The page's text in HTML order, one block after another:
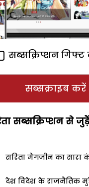
सब्सक्रिप्शन
सब्सक्राइब करें
सब्सक्रिप्शन से
सरिता मैगजीन का सारा
देश विदेश के राजनैतिक